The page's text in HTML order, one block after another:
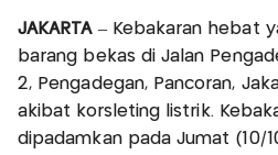
JAKARTA– Kebakaran hebat
barang bekas di Jalan
2, Pengadegan, Pancoran,
akibat korsleting listrik.
dipadamkan pada Jumat (10/